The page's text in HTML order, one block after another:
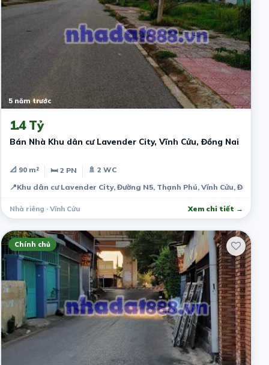
5 năm trước
1.4 Tỷ
Bán Nhà Khu dân cư Lavender City, Vĩnh Cửu, Đồng Nai
📐 90 m² 🛏 2 PN
🚿 2 WC
📍Khu dân cư Lavender City, Đường N5, Thạnh Phú, Vĩnh Cửu, Đồng
Nhà riêng · Vĩnh Cửu Xem chi tiết →
Chính chủ